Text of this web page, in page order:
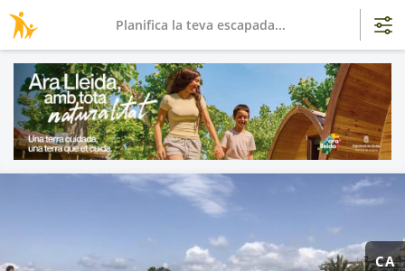
CA
Planifica la teva escapada...